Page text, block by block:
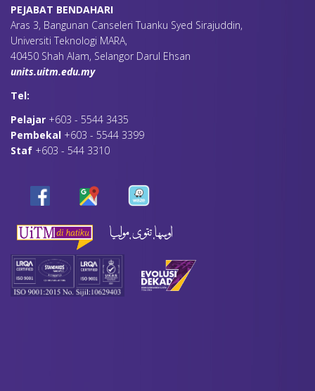
PEJABAT BENDAHARI
Aras 3, Bangunan Canseleri Tuanku Syed Sirajuddin,
Universiti Teknologi MARA,
40450 Shah Alam, Selangor Darul Ehsan
units.uitm.edu.my
Tel:
Pelajar +603 - 5544 3435
Pembekal +603 - 5544 3399
Staf +603 - 544 3310